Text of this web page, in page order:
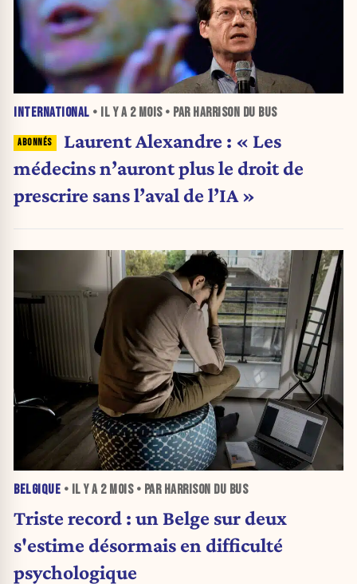
INTERNATIONAL • IL Y A 2 MOIS• PAR HARRISON DU BUS
Laurent Alexandre : « Les
médecins n’auront plus le droit de
prescrire sans l’aval de l’IA »
BELGIQUE • IL Y A 2 MOIS• PAR HARRISON DU BUS
Triste record : un Belge sur deux
s'estime désormais en difficulté
psychologique